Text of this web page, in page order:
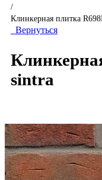
/
Клинкерная плитка
Вернуться
sintra